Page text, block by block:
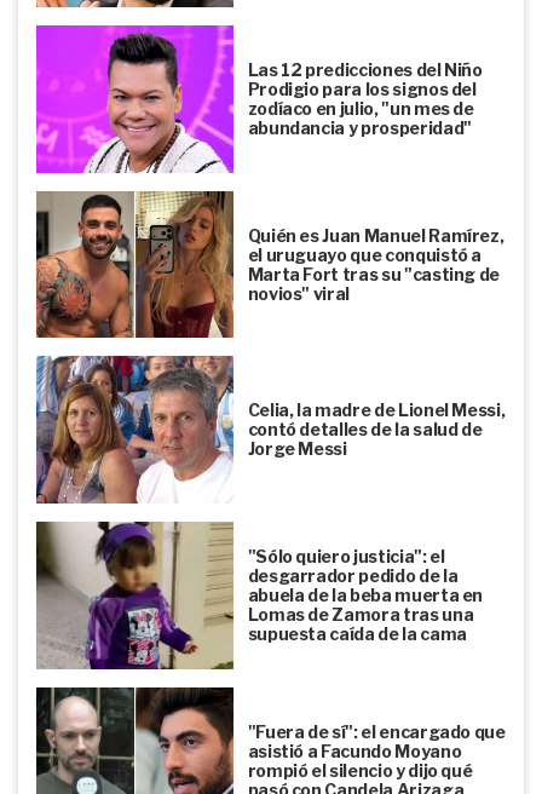
Las 12 predicciones del Niño
Prodigio para los signos del
zodíaco en julio, "un mes de
abundancia y prosperidad"
Quién es Juan Manuel Ramírez,
el uruguayo que conquistó a
Marta Fort tras su "casting de
novios" viral
Celia, la madre de Lionel Messi,
contó detalles de la salud de
Jorge Messi
"Sólo quiero justicia": el
desgarrador pedido de la
abuela de la beba muerta en
Lomas de Zamora tras una
supuesta caída de la cama
"Fuera de sí": el encargado que
asistió a Facundo Moyano
rompió el silencio y dijo qué